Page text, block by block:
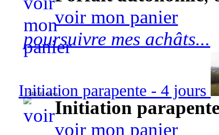
voir mon panier
poursuivre mes achâts...
Initiation parapente - 4 jours
540,00 euros
Initiation
voir mon panier